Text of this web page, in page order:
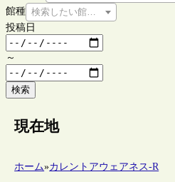
館種 検索したい館種を選択してください
投稿日
～
検索
現在地
ホーム»カレントアウェアネス-R